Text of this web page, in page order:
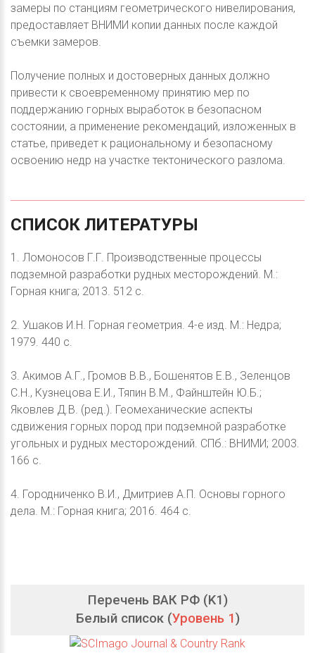
замеры по станциям геометрического нивелирования,
предоставляет ВНИМИ копии данных после каждой
съемки замеров.
Получение полных и достоверных данных должно
привести к своевременному принятию мер по
поддержанию горных выработок в безопасном
состоянии, а применение рекомендаций, изложенных в
статье, приведет к рациональному и безопасному
освоению недр на участке тектонического разлома.
СПИСОК ЛИТЕРАТУРЫ
1. Ломоносов Г.Г. Производственные процессы
подземной разработки рудных месторождений. М.:
Горная книга; 2013. 512 с.
2. Ушаков И.Н. Горная геометрия. 4-е изд. М.: Недра;
1979. 440 с.
3. Акимов А.Г., Громов В.В., Бошенятов Е.В., Зеленцов
С.Н., Кузнецова Е.И., Тяпин В.М., Файнштейн Ю.Б.;
Яковлев Д.В. (ред.). Геомеханические аспекты
сдвижения горных пород при подземной разработке
угольных и рудных месторождений. СПб.: ВНИМИ; 2003.
166 с.
4. Городниченко В.И., Дмитриев А.П. Основы горного
дела. М.: Горная книга; 2016. 464 с.
Перечень ВАК РФ (K1)
Белый список (Уровень 1)